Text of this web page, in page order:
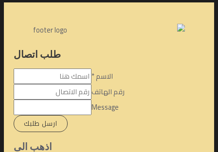
طلب اتصال
الاسم*
رقم الهاتف
Message
ارسل طلبك
اذهب الى